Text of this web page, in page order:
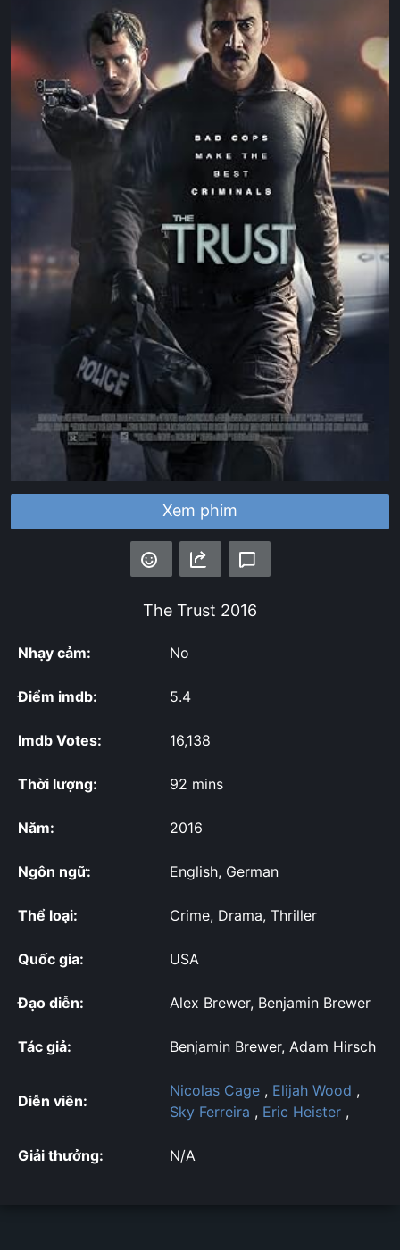
Xem phim
The Trust 2016
Nhạy cảm: No
Điểm imdb: 5.4
Imdb Votes: 16,138
Thời lượng: 92 mins
Năm: 2016
Ngôn ngữ: English, German
Thể loại: Crime, Drama, Thriller
Quốc gia: USA
Đạo diễn: Alex Brewer, Benjamin Brewer
Tác giả: Benjamin Brewer, Adam Hirsch
Diễn viên:
Nicolas Cage , Elijah Wood ,
Sky Ferreira , Eric Heister ,
Giải thưởng: N/A